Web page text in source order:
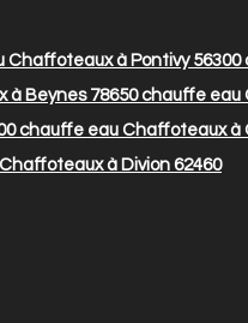
à Pontivy 56300
Beynes 78650chauffe eau
chauffe eau Chaffoteaux à
à Divion 62460